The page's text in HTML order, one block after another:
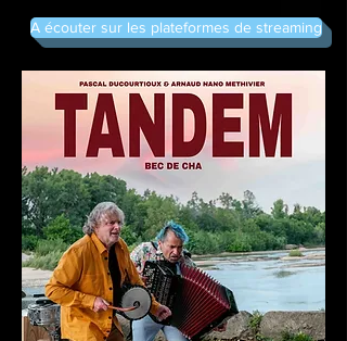
A écouter sur les plateformes de streaming